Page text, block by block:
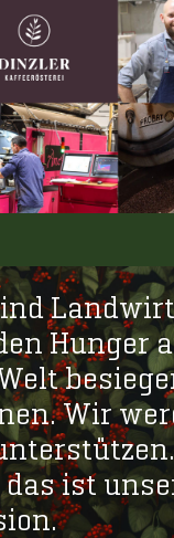
Hunger
Wir
das ist